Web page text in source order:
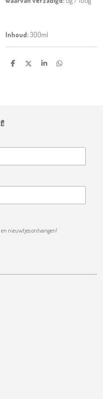
Inhoud:300ml
D
D
S
D
nieuwtjes ontvangen!